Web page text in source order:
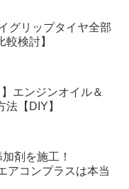
グリップタイヤ全部
較検討】
エンジンオイル＆
法【DIY】
剤を施工！
アコンプラスは本当